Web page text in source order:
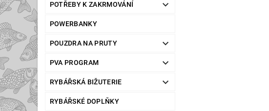
POTŘEBY K ZAKRMOVÁNÍ
POWERBANKY
POUZDRA NA PRUTY
PVA PROGRAM
RYBÁŘSKÁ BIŽUTERIE
RYBÁŘSKÉ DOPLŇKY